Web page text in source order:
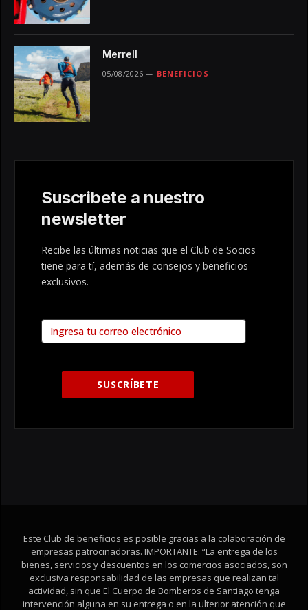
Merrell
05/08/2026 BENEFICIOS
Suscribete a nuestro
newsletter
Recibe las últimas noticias que el Club de Socios
tiene para tí, además de consejos y beneficios
exclusivos.
Este Club de beneficios es posible gracias a la colaboración de
empresas patrocinadoras. IMPORTANTE: “La entrega de los
bienes, servicios y descuentos en los comercios asociados, son
exclusiva responsabilidad de las empresas que realizan tal
actividad, sin que El Cuerpo de Bomberos de Santiago tenga
intervención alguna en su entrega o en la ulterior atención que